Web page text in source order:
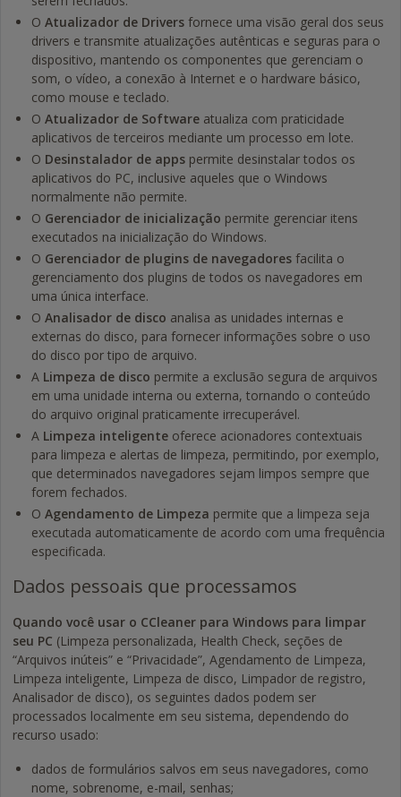
OAtualizador de Drivers fornece uma visão geral dos seus
drivers e transmite atualizações autênticas e seguras para o
dispositivo, mantendo os componentes que gerenciam o
som, o vídeo, a conexão à Internet e o hardware básico,
como mouse e teclado.
OAtualizador de Software atualiza com praticidade
aplicativos de terceiros mediante um processo em lote.
O Desinstalador de apps permite desinstalar todos os
aplicativos do PC, inclusive aqueles que o Windows
normalmente não permite.
O Gerenciador de inicialização permite gerenciar itens
executados na inicialização do Windows.
O Gerenciador de plugins de navegadores facilita o
gerenciamento dos plugins de todos os navegadores em
uma única interface.
OAnalisador de disco analisa as unidades internas e
externas do disco, para fornecer informações sobre o uso
do disco por tipo de arquivo.
A Limpeza de disco permite a exclusão segura de arquivos
em uma unidade interna ou externa, tornando o conteúdo
do arquivo original praticamente irrecuperável.
A Limpeza inteligente oferece acionadores contextuais
para limpeza e alertas de limpeza, permitindo, por exemplo,
que determinados navegadores sejam limpos sempre que
forem fechados.
OAgendamento de Limpeza permite que a limpeza seja
executada automaticamente de acordo com uma frequência
especificada.
Dados pessoais que processamos
Quando você usar o CCleaner para Windows para limpar
seu PC (Limpeza personalizada, Health Check, seções de
“Arquivos inúteis” e “Privacidade”, Agendamento de Limpeza,
Limpeza inteligente, Limpeza de disco, Limpador de registro,
Analisador de disco), os seguintes dados podem ser
processados localmente em seu sistema, dependendo do
recurso usado:
dados de formulários salvos em seus navegadores, como
nome, sobrenome, e-mail, senhas;